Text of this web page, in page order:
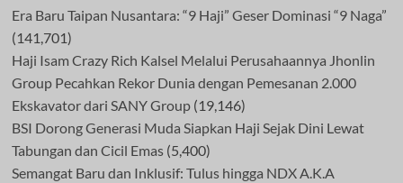
Era Baru Taipan Nusantara: “9 Haji” Geser Dominasi “9 Naga”
(141,701)
Haji Isam Crazy Rich Kalsel Melalui Perusahaannya Jhonlin
Group Pecahkan Rekor Dunia dengan Pemesanan 2.000
Ekskavator dari SANY Group (19,146)
BSI Dorong Generasi Muda Siapkan Haji Sejak Dini Lewat
Tabungan dan Cicil Emas (5,400)
Semangat Baru dan Inklusif: Tulus hingga NDX A.K.A